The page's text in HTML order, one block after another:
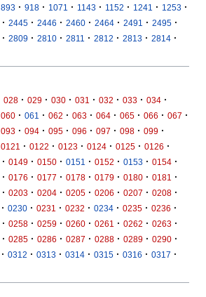
893 · 918 · 1071 · 1143 · 1152 · 1241 · 1253 ·
· 2445 · 2446 · 2460 · 2464 · 2491 · 2495 ·
· 2809 · 2810 · 2811 · 2812 · 2813 · 2814 ·
028 · 029 · 030 · 031 · 032 · 033 · 034 ·
060 · 061 · 062 · 063 · 064 · 065 · 066 · 067 ·
093 · 094 · 095 · 096 · 097 · 098 · 099 ·
0121 · 0122 · 0123 · 0124 · 0125 · 0126 ·
· 0149 · 0150 · 0151 · 0152 · 0153 · 0154 ·
· 0176 · 0177 · 0178 · 0179 · 0180 · 0181 ·
· 0203 · 0204 · 0205 · 0206 · 0207 · 0208 ·
· 0230 · 0231 · 0232 · 0234 · 0235 · 0236 ·
· 0258 · 0259 · 0260 · 0261 · 0262 · 0263 ·
· 0285 · 0286 · 0287 · 0288 · 0289 · 0290 ·
· 0312 · 0313 · 0314 · 0315 · 0316 · 0317 ·